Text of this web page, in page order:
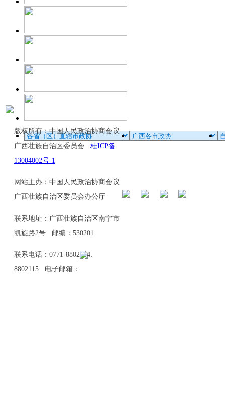
版权所有：中国人民政治协商会议
广西壮族自治区委员会 桂ICP备
13004002号-1
网站主办：中国人民政治协商会议
广西壮族自治区委员会办公厅
联系地址：广西壮族自治区南宁市
凯旋路2号 邮编：530201
联系电话：0771-8802114、
8802115 电子邮箱：